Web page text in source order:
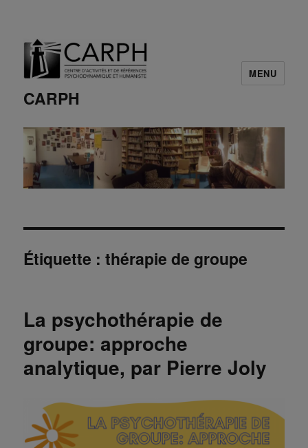
CARPH
MENU
Étiquette :thérapie de groupe
La psychothérapie de
groupe: approche
analytique, par Pierre Joly